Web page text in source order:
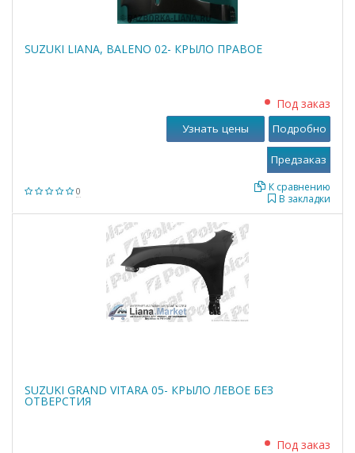
SUZUKI LIANA, BALENO 02- КРЫЛО ПРАВОЕ
0
Под заказ
В закладки
К сравнению
Узнать цены Подробно
SUZUKI GRAND VITARA 05- КРЫЛО ЛЕВОЕ БЕЗ
ОТВЕРСТИЯ
Под заказ